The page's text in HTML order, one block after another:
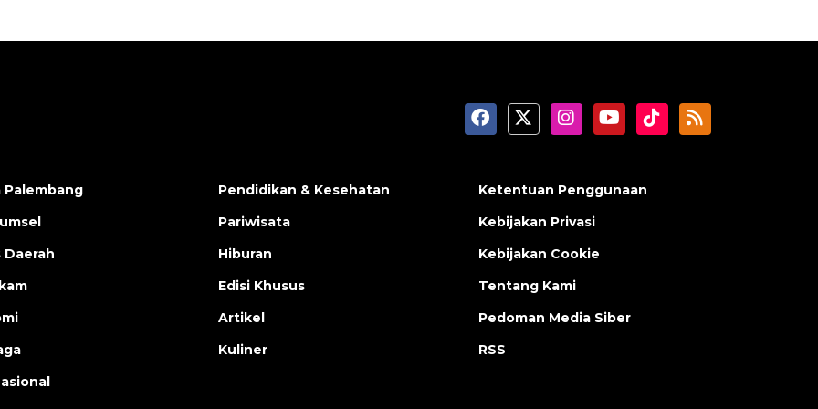
Pendidikan & Kesehatan
Pariwisata
Hiburan
Edisi Khusus
Artikel
Kuliner
Ketentuan Penggunaan
Kebijakan Privasi
Kebijakan Cookie
Tentang Kami
Pedoman Media Siber
RSS